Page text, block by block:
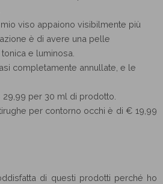
viso appaiono visibilmente più
è di avere una pelle
e luminosa.
completamente annullate, e le
per 30 ml di prodotto.
per contorno occhi è di € 19,99
di questi prodotti perché ho